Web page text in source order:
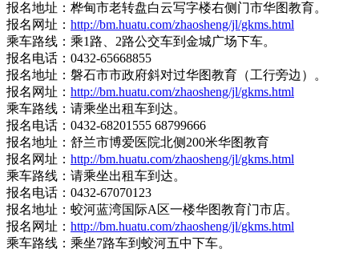
报名地址：桦甸市老转盘白云写字楼右侧门市华图教育。
报名网址： http://bm.huatu.com/zhaosheng/jl/gkms.html
乘车路线：乘1路、2路公交车到金城广场下车。
报名电话：0432-65668855
报名地址：磐石市市政府斜对过华图教育（工行旁边）。
报名网址： http://bm.huatu.com/zhaosheng/jl/gkms.html
乘车路线：请乘坐出租车到达。
报名电话：0432-68201555 68799666
报名地址：舒兰市博爱医院北侧200米华图教育
报名网址： http://bm.huatu.com/zhaosheng/jl/gkms.html
乘车路线：请乘坐出租车到达。
报名电话：0432-67070123
报名地址：蛟河蓝湾国际A区一楼华图教育门市店。
报名网址： http://bm.huatu.com/zhaosheng/jl/gkms.html
乘车路线：乘坐7路车到蛟河五中下车。